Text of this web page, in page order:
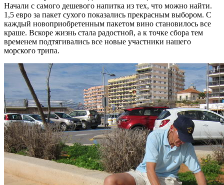
Начали с самого дешевого напитка из тех, что можно найти.
1,5 евро за пакет сухого показались прекрасным выбором. С
каждый новоприобретенным пакетом вино становилось все
краше. Вскоре жизнь стала радостной, а к точке сбора тем
временем подтягивались все новые участники нашего
морского трипа.